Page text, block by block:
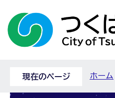
現在のページ ホーム